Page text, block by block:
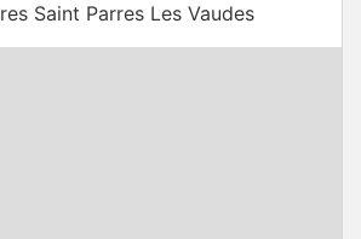
Saint Parres Les Vaudes